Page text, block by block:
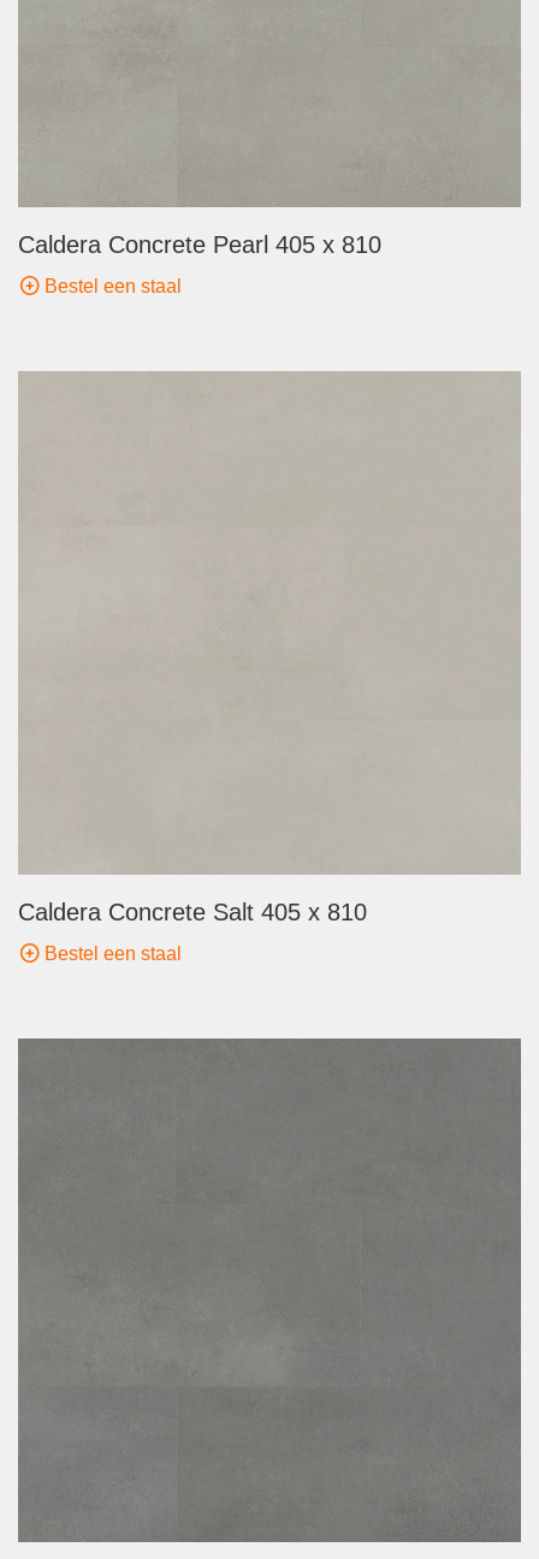
Caldera Concrete Pearl 405 x 810
Bestel een staal
Caldera Concrete Salt 405 x 810
Bestel een staal